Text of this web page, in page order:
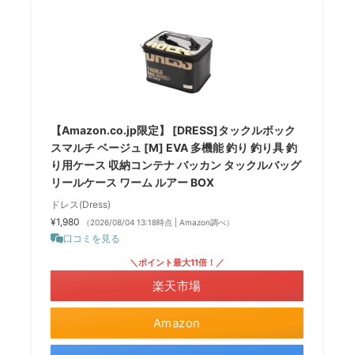
【Amazon.co.jp限定】 [DRESS]タックルボック
スマルチ ベージュ [M] EVA 多機能 釣り 釣り具 釣
り用ケース 収納コンテナ バッカン タックルバッグ
リールケース ワーム ルアー BOX
ドレス(Dress)
¥1,980
（2026/08/04 13:18時点 | Amazon調べ）
口コミを見る
Amazon
＼ポイント最大11倍！／
楽天市場